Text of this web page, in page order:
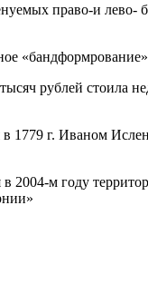
право-и
рублей стоила
в 1779 г. Иваном
м году